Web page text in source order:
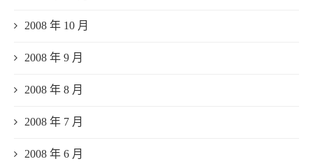
2008 年 10 月
2008 年 9 月
2008 年 8 月
2008 年 7 月
2008 年 6 月